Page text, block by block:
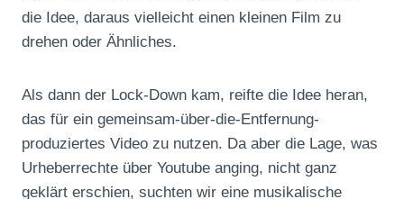
die Idee, daraus vielleicht einen kleinen Film zu
drehen oder Ähnliches.
Als dann der Lock-Down kam, reifte die Idee heran,
das für ein gemeinsam-über-die-Entfernung-
produziertes Video zu nutzen. Da aber die Lage, was
Urheberrechte über Youtube anging, nicht ganz
geklärt erschien, suchten wir eine musikalische